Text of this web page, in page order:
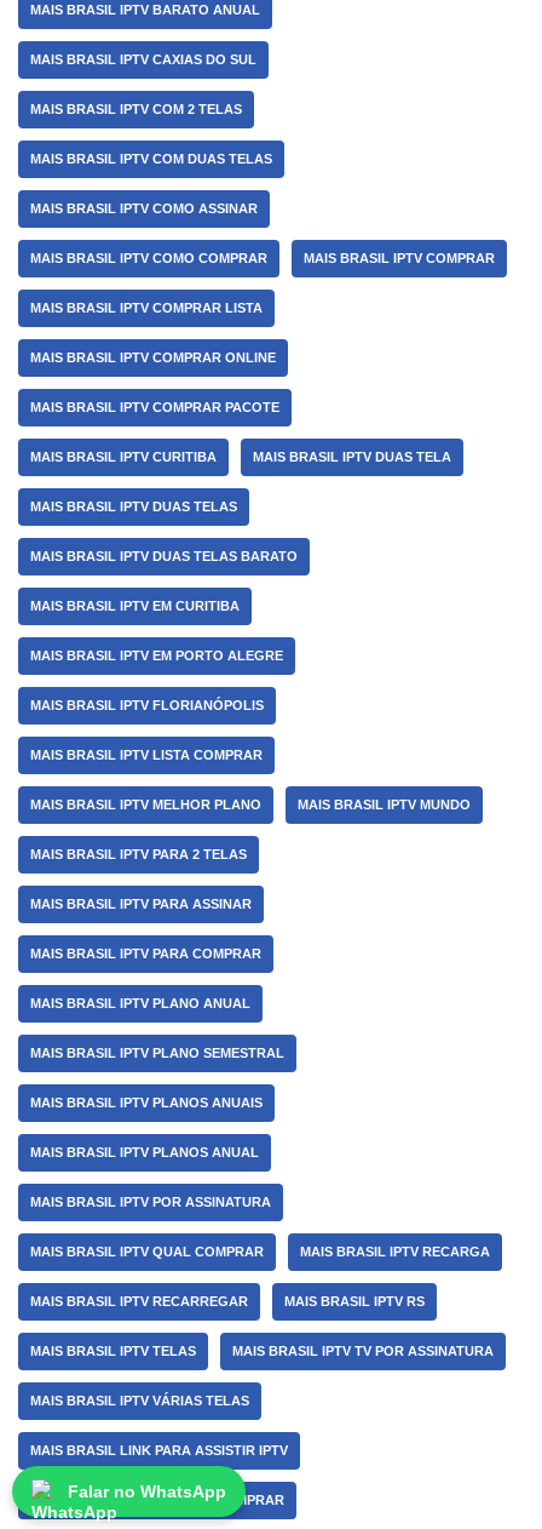
MAIS BRASIL IPTV BARATO ANUAL
MAIS BRASIL IPTV CAXIAS DO SUL
MAIS BRASIL IPTV COM 2 TELAS
MAIS BRASIL IPTV COM DUAS TELAS
MAIS BRASIL IPTV COMO ASSINAR
MAIS BRASIL IPTV COMO COMPRAR MAIS BRASIL IPTV COMPRAR
MAIS BRASIL IPTV COMPRAR LISTA
MAIS BRASIL IPTV COMPRAR ONLINE
MAIS BRASIL IPTV COMPRAR PACOTE
MAIS BRASIL IPTV CURITIBA MAIS BRASIL IPTV DUAS TELA
MAIS BRASIL IPTV DUAS TELAS
MAIS BRASIL IPTV DUAS TELAS BARATO
MAIS BRASIL IPTV EM CURITIBA
MAIS BRASIL IPTV EM PORTO ALEGRE
MAIS BRASIL IPTV FLORIANÓPOLIS
MAIS BRASIL IPTV LISTA COMPRAR
MAIS BRASIL IPTV MELHOR PLANO MAIS BRASIL IPTV MUNDO
MAIS BRASIL IPTV PARA 2 TELAS
MAIS BRASIL IPTV PARA ASSINAR
MAIS BRASIL IPTV PARA COMPRAR
MAIS BRASIL IPTV PLANO ANUAL
MAIS BRASIL IPTV PLANO SEMESTRAL
MAIS BRASIL IPTV PLANOS ANUAIS
MAIS BRASIL IPTV PLANOS ANUAL
MAIS BRASIL IPTV POR ASSINATURA
MAIS BRASIL IPTV QUAL COMPRAR MAIS BRASIL IPTV RECARGA
MAIS BRASIL IPTV RECARREGAR MAIS BRASIL IPTV RS
MAIS BRASIL IPTV TELAS MAIS BRASIL IPTV TV POR ASSINATURA
MAIS BRASIL IPTV VÁRIAS TELAS
MAIS BRASIL LINK PARA ASSISTIR IPTV
MAIS BRASIL LISTA DE IPTV COMPRAR
Falar no WhatsApp